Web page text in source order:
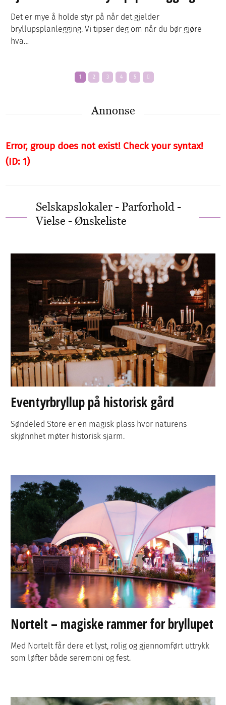
Det er mye å holde styr på når det gjelder
bryllupsplanlegging. Vi tipser deg om når du bør gjøre
hva…
1 2 3 4 5
Annonse
Error, group does not exist! Check your syntax!
(ID: 1)
Selskapslokaler - Parforhold -
Vielse - Ønskeliste
Eventyrbryllup på historisk gård
Søndeled Store er en magisk plass hvor naturens
skjønnhet møter historisk sjarm.
Nortelt – magiske rammer for bryllupet
Med Nortelt får dere et lyst, rolig og gjennomført uttrykk
som løfter både seremoni og fest.